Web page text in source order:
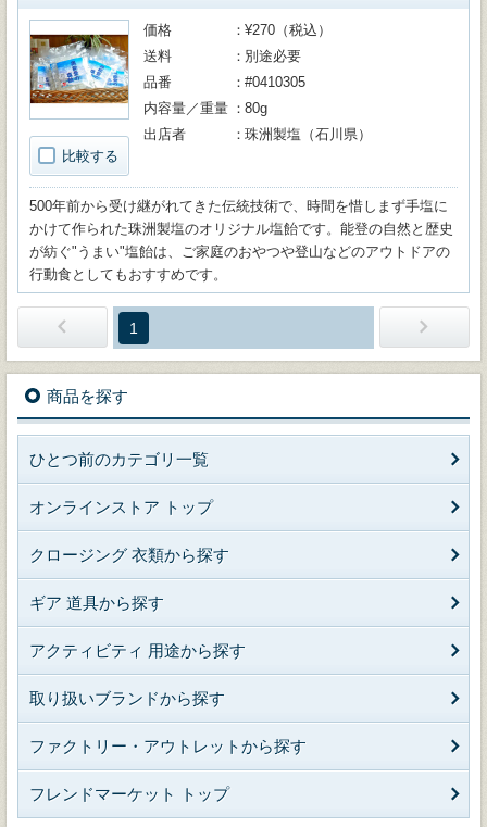
比較する
価格
¥270（税込）
送料
別途必要
品番
#0410305
内容量／重量
80g
出店者
珠洲製塩（石川県）
500年前から受け継がれてきた伝統技術で、時間を惜しまず手塩に
かけて作られた珠洲製塩のオリジナル塩飴です。能登の自然と歴史
が紡ぐ"うまい"塩飴は、ご家庭のおやつや登山などのアウトドアの
行動食としてもおすすめです。
1
商品を探す
ひとつ前のカテゴリ一覧
オンラインストア トップ
クロージング 衣類から探す
ギア 道具から探す
アクティビティ 用途から探す
取り扱いブランドから探す
ファクトリー・アウトレットから探す
フレンドマーケット トップ